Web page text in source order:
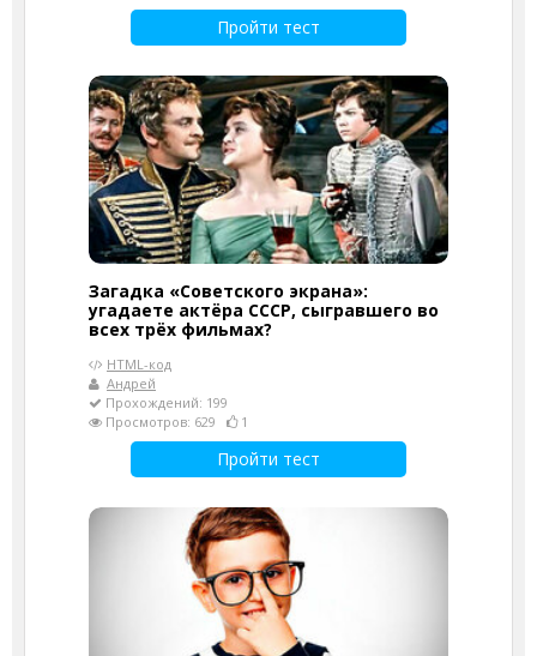
Пройти тест
Загадка «Советского экрана»:
угадаете актёра СССР, сыгравшего во
всех трёх фильмах?
HTML-код
Андрей
Прохождений: 199
Просмотров: 629
1
Пройти тест